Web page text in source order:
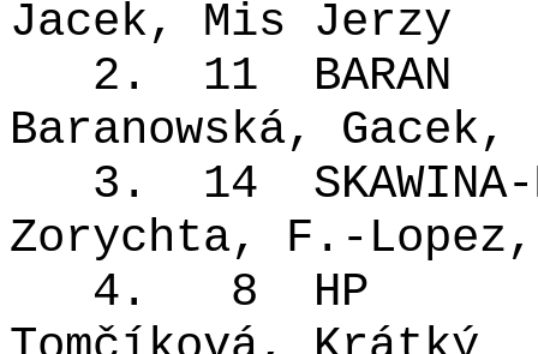
Jacek, Mis Jerzy
2.
11
BARAN
Baranowská, Gacek,
3.
14
Zorychta, F.-Lopez,
4.
8
HP